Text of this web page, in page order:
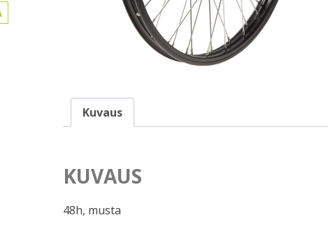
Kuvaus
KUVAUS
48h, musta